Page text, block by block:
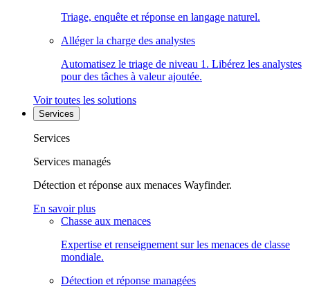
Triage, enquête et réponse en langage naturel.
Alléger la charge des analystes
Automatisez le triage de niveau 1. Libérez les analystes
pour des tâches à valeur ajoutée.
Voir toutes les solutions
Services
Services
Services managés
Détection et réponse aux menaces Wayfinder.
En savoir plus
Chasse aux menaces
Expertise et renseignement sur les menaces de classe
mondiale.
Détection et réponse managées